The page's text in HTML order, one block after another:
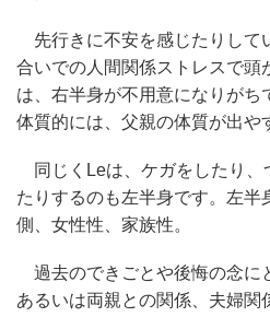
先行きに不安を感じたりして
合いでの人間関係ストレスで頭
は、右半身が不用意になりがち
体質的には、父親の体質が出や
同じくLeは、ケガをしたり、
たりするのも左半身です。左半
側、女性性、家族性。
過去のできごとや後悔の念に
あるいは両親との関係、夫婦関